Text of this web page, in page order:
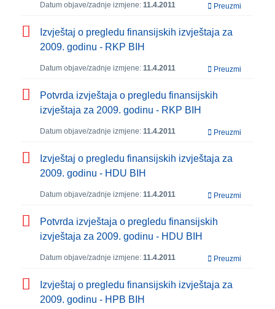
Datum objave/zadnje izmjene: 11.4.2011 Preuzmi
Izvještaj o pregledu finansijskih izvještaja za
2009. godinu - RKP BIH
Datum objave/zadnje izmjene: 11.4.2011 Preuzmi
Potvrda izvještaja o pregledu finansijskih
izvještaja za 2009. godinu - RKP BIH
Datum objave/zadnje izmjene: 11.4.2011 Preuzmi
Izvještaj o pregledu finansijskih izvještaja za
2009. godinu - HDU BIH
Datum objave/zadnje izmjene: 11.4.2011 Preuzmi
Potvrda izvještaja o pregledu finansijskih
izvještaja za 2009. godinu - HDU BIH
Datum objave/zadnje izmjene: 11.4.2011 Preuzmi
Izvještaj o pregledu finansijskih izvještaja za
2009. godinu - HPB BIH